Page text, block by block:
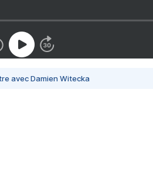
avec Damien Witecka